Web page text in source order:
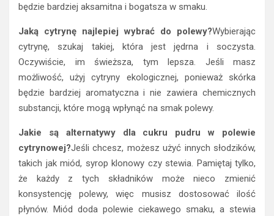
będzie bardziej aksamitna i bogatsza w smaku.
Jaką cytrynę najlepiej wybrać do polewy?Wybierając
cytrynę, szukaj takiej, która jest jędrna i soczysta.
Oczywiście, im świeższa, tym lepsza. Jeśli masz
możliwość, użyj cytryny ekologicznej, ponieważ skórka
będzie bardziej aromatyczna i nie zawiera chemicznych
substancji, które mogą wpłynąć na smak polewy.
Jakie są alternatywy dla cukru pudru w polewie
cytrynowej?Jeśli chcesz, możesz użyć innych słodzików,
takich jak miód, syrop klonowy czy stewia. Pamiętaj tylko,
że każdy z tych składników może nieco zmienić
konsystencję polewy, więc musisz dostosować ilość
płynów. Miód doda polewie ciekawego smaku, a stewia